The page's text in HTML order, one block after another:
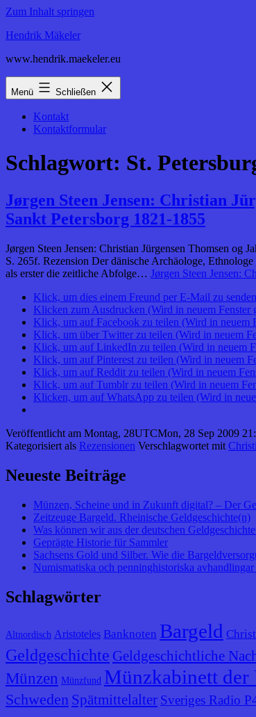
Zum Inhalt springen
Hendrik Mäkeler
www.hendrik.maekeler.eu
Menü Schließen
Kontakt
Kontaktformular
Schlagwort: St.
Jørgen Steen Jensen: Christian
Sankt Petersborg 1821-1855
Jørgen Steen Jensen: Christian Jürgensen Thomsen
S. 265f. Rezension Der dänische Archäologe,
als erster die zeitliche Abfolge… Jørgen Steen Jensen:
Klick, um dies einem Freund per E-Mail zu
Klicken zum Ausdrucken (Wird in neuem Fenster
Klick, um auf Facebook zu teilen (Wird in neuem
Klick, um über Twitter zu teilen (Wird in neuem
Klick, um auf LinkedIn zu teilen (Wird in neuem
Klick, um auf Pinterest zu teilen (Wird in neuem
Klick, um auf Reddit zu teilen (Wird in neuem
Klick, um auf Tumblr zu teilen (Wird in neuem
Klicken, um auf WhatsApp zu teilen (Wird in
Veröffentlicht am Montag, 28UTCMon, 28 Sep 2009
Kategorisiert als Rezensionen Verschlagwortet mit
Neueste Beiträge
Münzen, Scheine und in Zukunft digital? – Der
Zeitzeuge Bargeld. Rheinische Geldgeschichte(n)
Was können wir aus der deutschen
Geprägte Historie für Sammler
Sachsens Gold und Silber. Wie die
Numismatiska och penninghistoriska
Schlagwörter
Altnordisch Aristoteles Banknoten Bargeld
Geldgeschichte Geldgeschichtliche
Münzen Münzfund Münzkabinett der
Schweden Spätmittelalter Sveriges Radio